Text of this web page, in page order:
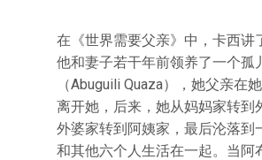
在《世界需要父亲》中，卡西讲
他和妻子若干年前领养了一个孤
（Abuguili Quaza），她父亲在
离开她，后来，她从妈妈家转到
外婆家转到阿姨家，最后沦落到
和其他六个人生活在一起。当阿